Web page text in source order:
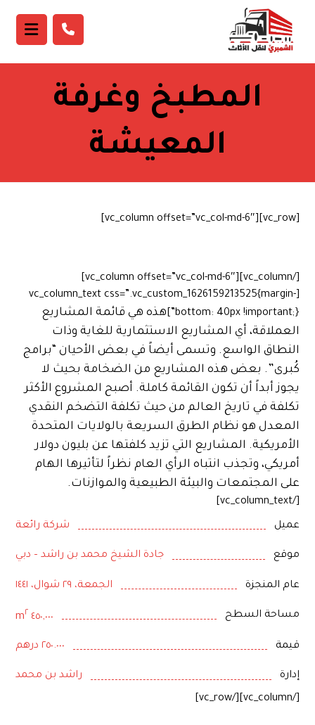
المطبخ وغرفة
المعيشة
[vc_row][vc_column offset=”vc_col-md-6″]
[/vc_column][vc_column offset=”vc_col-md-6″]
[vc_column_text css=”.vc_custom_1626159213525{margin-
bottom: 40px !important;}”]
هذه هي قائمة المشاريع
العملاقة، أي المشاريع الاستثمارية للغاية وذات
النطاق الواسع. وتسمى أيضاً في بعض الأحيان “برامج
كُبرى”. بعض هذه المشاريع من الضخامة بحيث لا
يجوز أبداً أن تكون القائمة كاملة. أصبح المشروع الأكثر
تكلفة في تاريخ العالم من حيث تكلفة التضخم النقدي
المعدل هو نظام الطرق السريعة بالولايات المتحدة
الأمريكية. المشاريع التي تزيد كلفتها عن بليون دولار
أمريكي، وتجذب انتباه الرأي العام نظراً لتأثيرها الهام
على المجتمعات والبيئة الطبيعية والموازنات.
[/vc_column_text]
عميل شركة رائعة
موقع جادة الشيخ محمد بن راشد – دبي
عام المنجزة الجمعة، ٢٩ شوال، ١٤٤١
مساحة السطح ٤٥٠,٠٠٠ m ٢
قيمة ٢٥٠.٠٠٠ درهم
إدارة راشد بن محمد
[/vc_column][/vc_row]